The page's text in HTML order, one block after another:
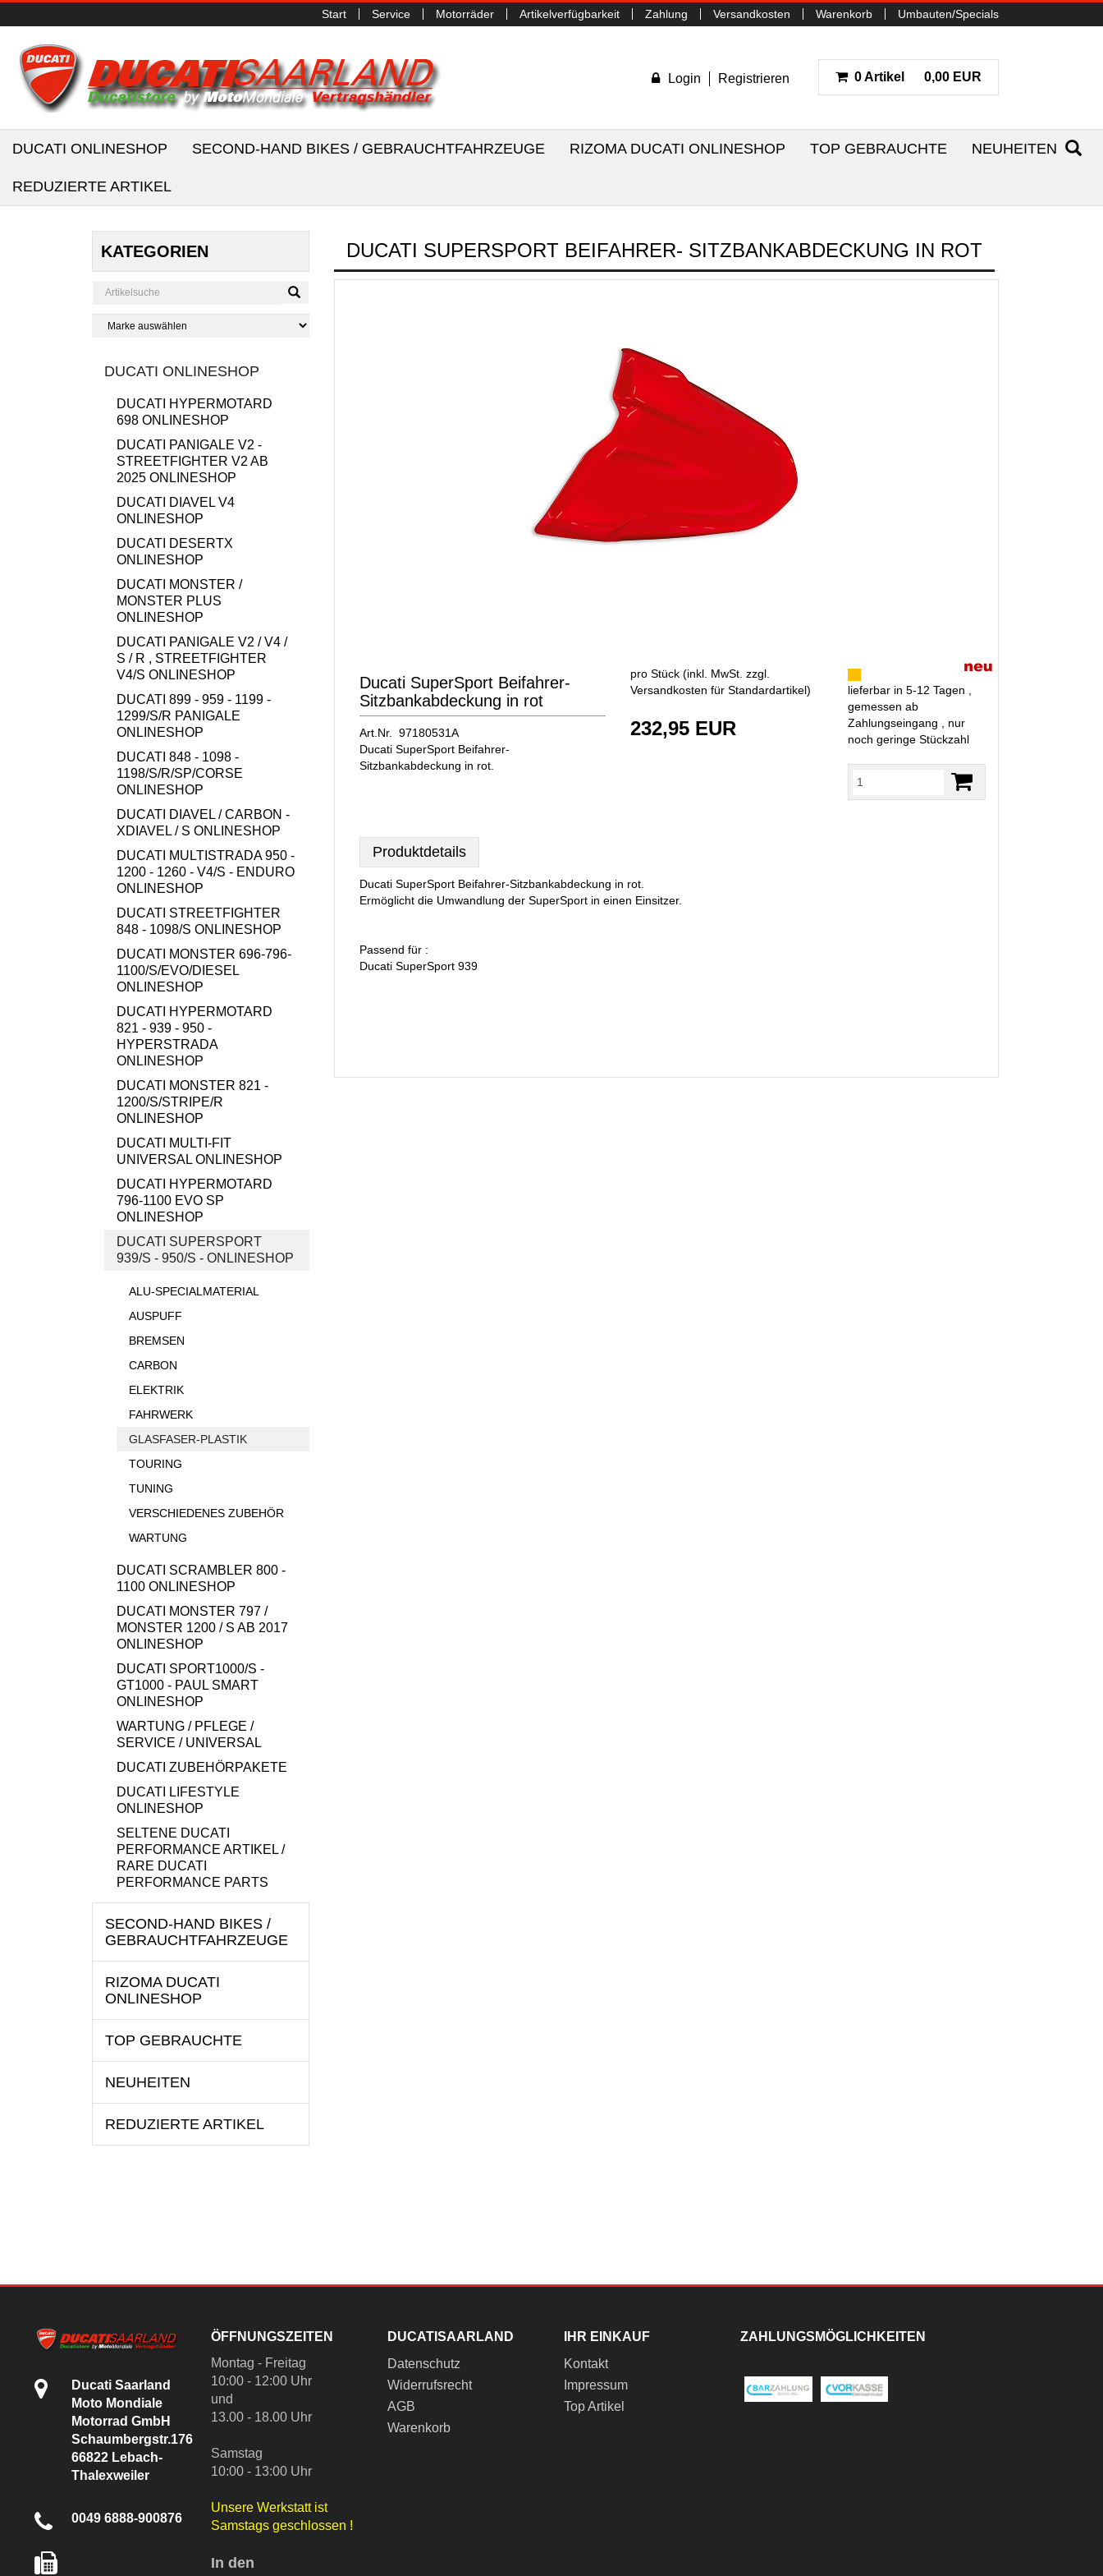
Start Service Motorräder Artikelverfügbarkeit Zahlung Versandkosten Warenkorb Umbauten/Specials
Login Registrieren 0 Artikel 0,00 EUR
DUCATI ONLINESHOP SECOND-HAND BIKES / GEBRAUCHTFAHRZEUGE RIZOMA DUCATI ONLINESHOP TOP GEBRAUCHTE NEUHEITEN
REDUZIERTE ARTIKEL
KATEGORIEN
DUCATI ONLINESHOP
DUCATI HYPERMOTARD
698 ONLINESHOP
DUCATI PANIGALE V2 -
STREETFIGHTER V2 AB
2025 ONLINESHOP
DUCATI DIAVEL V4
ONLINESHOP
DUCATI DESERTX
ONLINESHOP
DUCATI MONSTER /
MONSTER PLUS
ONLINESHOP
DUCATI PANIGALE V2 / V4 /
S / R , STREETFIGHTER
V4/S ONLINESHOP
DUCATI 899 - 959 - 1199 -
1299/S/R PANIGALE
ONLINESHOP
DUCATI 848 - 1098 -
1198/S/R/SP/CORSE
ONLINESHOP
DUCATI DIAVEL / CARBON -
XDIAVEL / S ONLINESHOP
DUCATI MULTISTRADA 950 -
1200 - 1260 - V4/S - ENDURO
ONLINESHOP
DUCATI STREETFIGHTER
848 - 1098/S ONLINESHOP
DUCATI MONSTER 696-796-
1100/S/EVO/DIESEL
ONLINESHOP
DUCATI HYPERMOTARD
821 - 939 - 950 -
HYPERSTRADA
ONLINESHOP
DUCATI MONSTER 821 -
1200/S/STRIPE/R
ONLINESHOP
DUCATI MULTI-FIT
UNIVERSAL ONLINESHOP
DUCATI HYPERMOTARD
796-1100 EVO SP
ONLINESHOP
DUCATI SUPERSPORT
939/S - 950/S - ONLINESHOP
ALU-SPECIALMATERIAL
AUSPUFF
BREMSEN
CARBON
ELEKTRIK
FAHRWERK
GLASFASER-PLASTIK
TOURING
TUNING
VERSCHIEDENES ZUBEHÖR
WARTUNG
DUCATI SCRAMBLER 800 -
1100 ONLINESHOP
DUCATI MONSTER 797 /
MONSTER 1200 / S AB 2017
ONLINESHOP
DUCATI SPORT1000/S -
GT1000 - PAUL SMART
ONLINESHOP
WARTUNG / PFLEGE /
SERVICE / UNIVERSAL
DUCATI ZUBEHÖRPAKETE
DUCATI LIFESTYLE
ONLINESHOP
SELTENE DUCATI
PERFORMANCE ARTIKEL /
RARE DUCATI
PERFORMANCE PARTS
SECOND-HAND BIKES /
GEBRAUCHTFAHRZEUGE
RIZOMA DUCATI
ONLINESHOP
TOP GEBRAUCHTE
NEUHEITEN
REDUZIERTE ARTIKEL
DUCATI SUPERSPORT BEIFAHRER- SITZBANKABDECKUNG IN ROT
Ducati SuperSport Beifahrer-
Sitzbankabdeckung in rot
Art.Nr. 97180531A
Ducati SuperSport Beifahrer-
Sitzbankabdeckung in rot.
pro Stück (inkl. MwSt. zzgl.
Versandkosten für Standardartikel)
232,95 EUR
lieferbar in 5-12 Tagen ,
gemessen ab
Zahlungseingang , nur
noch geringe Stückzahl
Produktdetails
Ducati SuperSport Beifahrer-Sitzbankabdeckung in rot.
Ermöglicht die Umwandlung der SuperSport in einen Einsitzer.
Passend für :
Ducati SuperSport 939
Ducati Saarland
Moto Mondiale
Motorrad GmbH
Schaumbergstr.176
66822 Lebach-
Thalexweiler
0049 6888-900876
ÖFFNUNGSZEITEN
Montag - Freitag
10:00 - 12:00 Uhr
und
13.00 - 18.00 Uhr
Samstag
10:00 - 13:00 Uhr
Unsere Werkstatt ist
Samstags geschlossen !
In den
DUCATISAARLAND
Datenschutz
Widerrufsrecht
AGB
Warenkorb
IHR EINKAUF
Kontakt
Impressum
Top Artikel
ZAHLUNGSMÖGLICHKEITEN